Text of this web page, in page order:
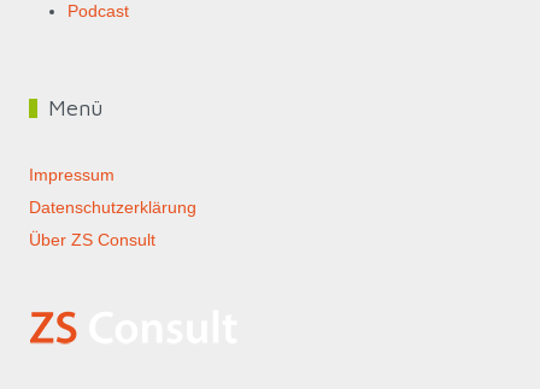
Podcast
Menü
Impressum
Datenschutzerklärung
Über ZS Consult